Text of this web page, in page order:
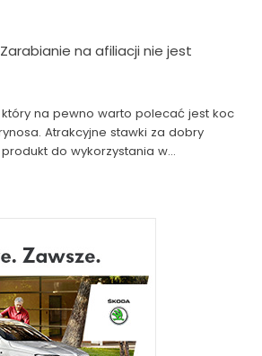
Zarabianie na afiliacji nie jest
na pewno warto polecać jest koc
Atrakcyjne stawki za dobry
do wykorzystania w…